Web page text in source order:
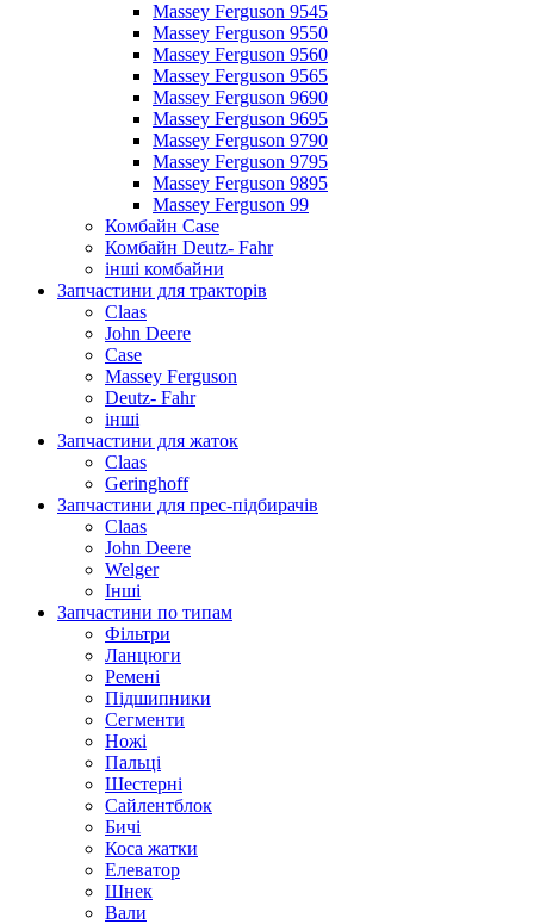
Massey Ferguson 9545
Massey Ferguson 9550
Massey Ferguson 9560
Massey Ferguson 9565
Massey Ferguson 9690
Massey Ferguson 9695
Massey Ferguson 9790
Massey Ferguson 9795
Massey Ferguson 9895
Massey Ferguson 99
Комбайн Case
Комбайн Deutz- Fahr
інші комбайни
Запчастини для тракторів
Claas
John Deere
Case
Massey Ferguson
Deutz- Fahr
інші
Запчастини для жаток
Claas
Geringhoff
Запчастини для прес-підбирачів
Claas
John Deere
Welger
Інші
Запчастини по типам
Фільтри
Ланцюги
Ремені
Підшипники
Сегменти
Ножі
Пальці
Шестерні
Сайлентблок
Бичі
Коса жатки
Елеватор
Шнек
Вали